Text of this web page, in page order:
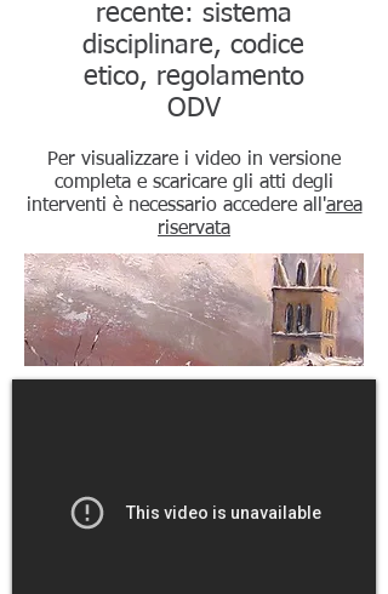
recente: sistema
disciplinare, codice
etico, regolamento
ODV
Per visualizzare i video in versione
completa e scaricare gli atti degli
interventi è necessario accedere all'area
riservata